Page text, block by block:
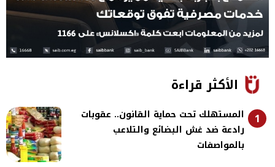
الأكثر قراءة
1
المستهلك تحت حماية القانون.. عقوبات
رادعة ضد غش البضائع والتلاعب
بالمواصفات